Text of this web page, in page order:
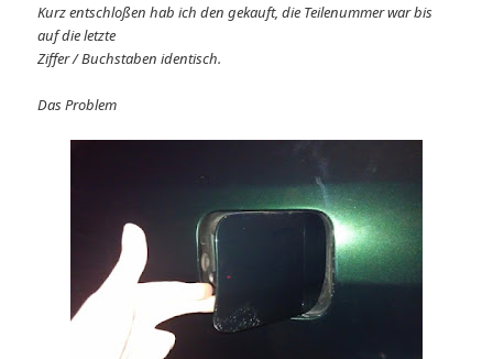
Kurz entschloßen hab ich den gekauft, die Teilenummer war bis
auf die letzte
Ziffer / Buchstaben identisch.
Das Problem